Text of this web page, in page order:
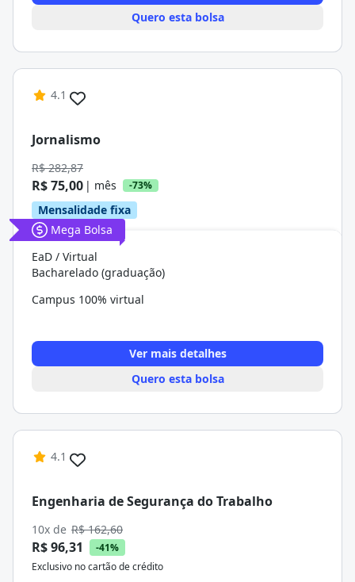
Quero esta bolsa
4.1
Jornalismo
R$ 282,87
R$ 75,00 | mês -73%
Mensalidade fixa
Mega Bolsa
EaD / Virtual
Bacharelado (graduação)
Campus 100% virtual
Ver mais detalhes
Quero esta bolsa
4.1
Engenharia de Segurança do Trabalho
10x de R$ 162,60
R$ 96,31
-41%
Exclusivo no cartão de crédito